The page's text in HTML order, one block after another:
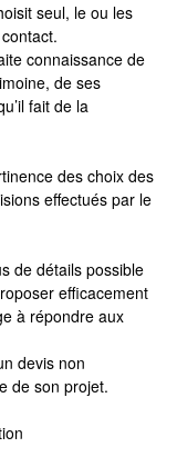
seul, le ou les
connaissance de
de ses
fait de la
des choix des
effectués par le
de détails possible
efficacement
à répondre aux
devis non
de son projet.